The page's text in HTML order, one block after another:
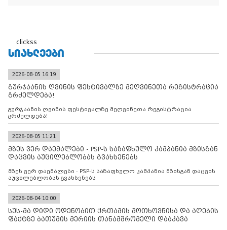
clickss
ᲡᲘᲐᲮᲚᲔᲔᲑᲘ
2026-08-05 16:19
გურჯაანის ღვინის ფესტივალზე მეღვინეთა რეგისტრაცია
გრძელდება!
გურჯაანის ღვინის ფესტივალზე მეღვინეთა რეგისტრაცია
გრძელდება!
2026-08-05 11:21
მზეს ვერ დაემალები - PSP-ს საზაფხულო კამპანია მზისგან
დაცვის აუცილებლობას გვახსენებს
მზეს ვერ დაემალები - PSP-ს საზაფხულო კამპანია მზისგან დაცვის
აუცილებლობას გვახსენებს
2026-08-04 10:00
სუს-მა დიდი ოდენობით ქრთამის მოთხოვნისა და აღების
ფაქტზე ბათუმის მერიის თანამშრომელი დააკავა